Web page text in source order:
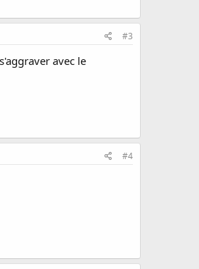
#3
avec le
#4